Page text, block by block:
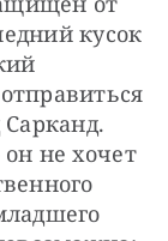
кусок
не хочет